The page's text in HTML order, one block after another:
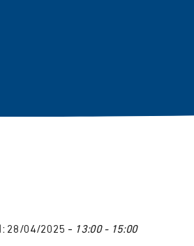
: 28/04/2025 - 13:00 - 15:00